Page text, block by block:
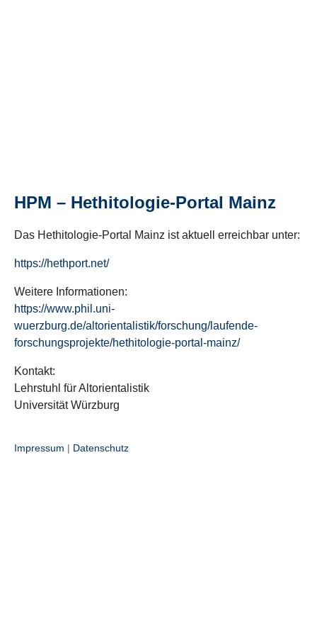
HPM – Hethitologie-Portal Mainz
Das Hethitologie-Portal Mainz ist aktuell erreichbar unter:
https://hethport.net/
Weitere Informationen:
https://www.phil.uni-
wuerzburg.de/altorientalistik/forschung/laufende-
forschungsprojekte/hethitologie-portal-mainz/
Kontakt:
Lehrstuhl für Altorientalistik
Universität Würzburg
Impressum | Datenschutz